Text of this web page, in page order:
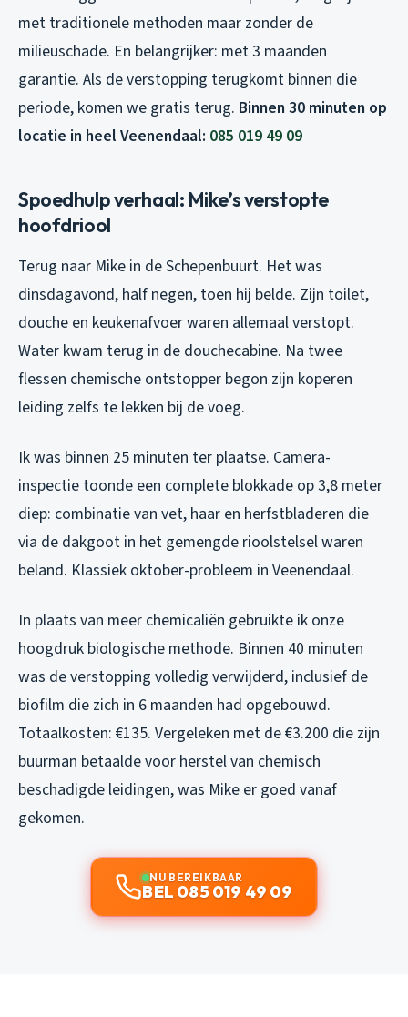
met traditionele methoden maar zonder de
milieuschade. En belangrijker: met 3 maanden
garantie. Als de verstopping terugkomt binnen die
periode, komen we gratis terug. Binnen 30 minuten op
locatie in heel Veenendaal: 085 019 49 09
Spoedhulp verhaal: Mike’s verstopte
hoofdriool
Terug naar Mike in de Schepenbuurt. Het was
dinsdagavond, half negen, toen hij belde. Zijn toilet,
douche en keukenafvoer waren allemaal verstopt.
Water kwam terug in de douchecabine. Na twee
flessen chemische ontstopper begon zijn koperen
leiding zelfs te lekken bij de voeg.
Ik was binnen 25 minuten ter plaatse. Camera-
inspectie toonde een complete blokkade op 3,8 meter
diep: combinatie van vet, haar en herfstbladeren die
via de dakgoot in het gemengde rioolstelsel waren
beland. Klassiek oktober-probleem in Veenendaal.
In plaats van meer chemicaliën gebruikte ik onze
hoogdruk biologische methode. Binnen 40 minuten
was de verstopping volledig verwijderd, inclusief de
biofilm die zich in 6 maanden had opgebouwd.
Totaalkosten: €135. Vergeleken met de €3.200 die zijn
buurman betaalde voor herstel van chemisch
beschadigde leidingen, was Mike er goed vanaf
gekomen.
NU BEREIKBAAR
BEL 085 019 49 09